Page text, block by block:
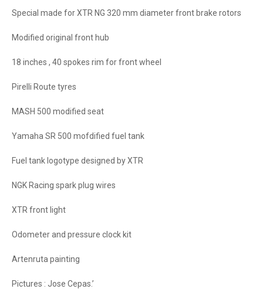
Special made for XTR NG 320 mm diameter front brake rotors
Modified original front hub
18 inches , 40 spokes rim for front wheel
Pirelli Route tyres
MASH 500 modified seat
Yamaha SR 500 mofdified fuel tank
Fuel tank logotype designed by XTR
NGK Racing spark plug wires
XTR front light
Odometer and pressure clock kit
Artenruta painting
Pictures : Jose Cepas.’